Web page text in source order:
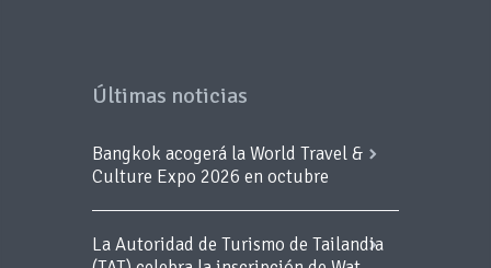
Últimas noticias
Bangkok acogerá la World Travel &
Culture Expo 2026 en octubre
La Autoridad de Turismo de Tailandia